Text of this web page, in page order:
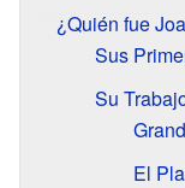
¿Quién fue
Sus
Su
El